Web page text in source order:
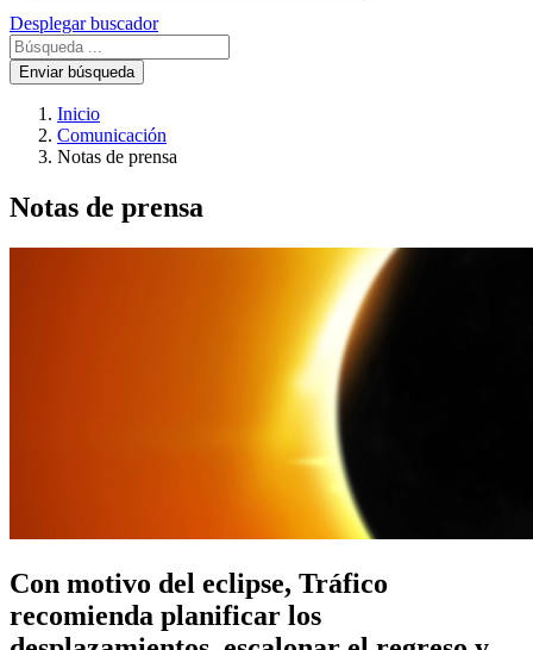
Desplegar buscador
Enviar búsqueda
Inicio
Comunicación
Notas de prensa
Notas de prensa
Con motivo del eclipse, Tráfico
recomienda planificar los